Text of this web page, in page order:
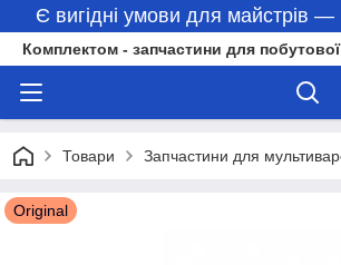
Є вигідні умови для майстрів —
Комплектом - запчастини для
Товари Запчастини для
Original